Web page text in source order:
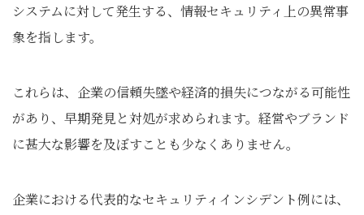
システムに対して発生する、情報セキュリティ上の異常事
象を指します。
これらは、企業の信頼失墜や経済的損失につながる可能性
があり、早期発見と対処が求められます。経営やブランド
に甚大な影響を及ぼすことも少なくありません。
企業における代表的なセキュリティインシデント例には、